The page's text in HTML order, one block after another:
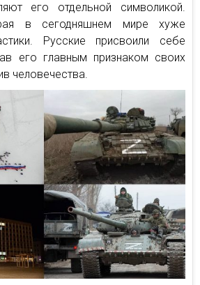
его отдельной символикой.
в сегодняшнем мире хуже
Русские присвоили себе
его главным признаком своих
человечества.